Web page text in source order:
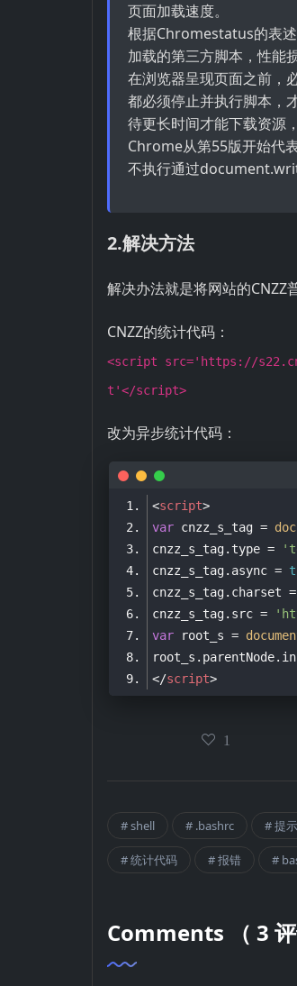
页面加载速度。
根据Chromestatus的表
加载的第三方脚本，性能
在浏览器呈现页面之前，
都必须停止并执行脚本，
待更长时间才能下载资源
Chrome从第55版开始代
不执行通过
2.解决方法
解决办法就是将网站的CNZZ
CNZZ的统计代码：
<script src='https://
t'</script>
改为异步统计代码：
<script>
var cnzz_s_tag =
cnzz_s_tag.type =
cnzz_s_tag.async =
cnzz_s_tag.charset =
cnzz_s_tag.src =
var root_s =
</script>
1
shell .bashrc 提
统计代码 报错
Comments （ 3 评